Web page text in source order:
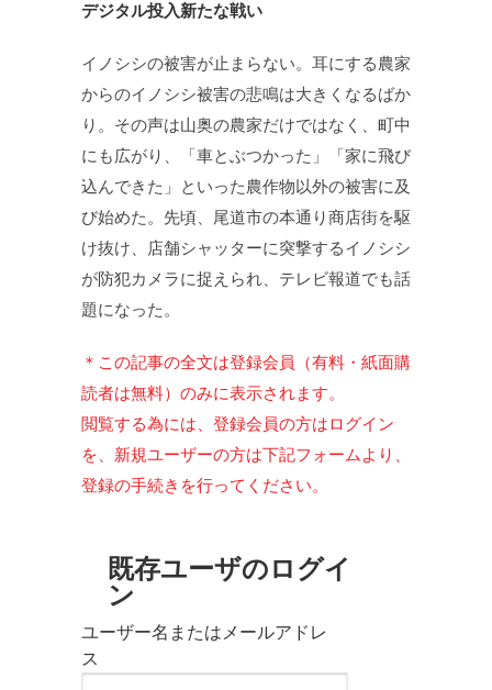
デジタル投入新たな戦い
イノシシの被害が止まらない。耳にする農家
からのイノシシ被害の悲鳴は大きくなるばか
り。その声は山奥の農家だけではなく、町中
にも広がり、「車とぶつかった」「家に飛び
込んできた」といった農作物以外の被害に及
び始めた。先頃、尾道市の本通り商店街を駆
け抜け、店舗シャッターに突撃するイノシシ
が防犯カメラに捉えられ、テレビ報道でも話
題になった。
＊この記事の全文は登録会員（有料・紙面購
読者は無料）のみに表示されます。
閲覧する為には、登録会員の方はログイン
を、新規ユーザーの方は下記フォームより、
登録の手続きを行ってください。
既存ユーザのログイ
ン
ユーザー名またはメールアドレ
ス